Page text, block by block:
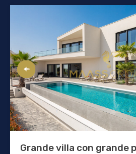
Grande villa con grande